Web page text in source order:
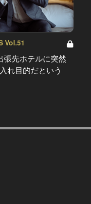
Vol.51
張先ホテルに突然
れ目的だという